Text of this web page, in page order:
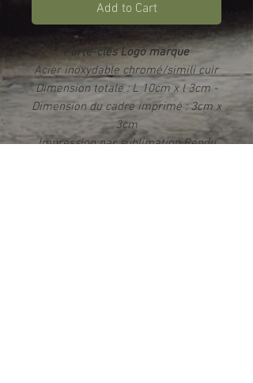
Add to Cart
Porte-clés Logo marque
Acier inoxydable chromé/simili cuir
Dimension totale : L 10cm x l 3cm -
Dimension du cadre imprimé : 3cm x
3cm
Impression par sublimation Rendu